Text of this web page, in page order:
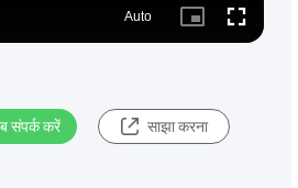
Auto
Picture- Fullscreen
संपर्क करें साझा करना